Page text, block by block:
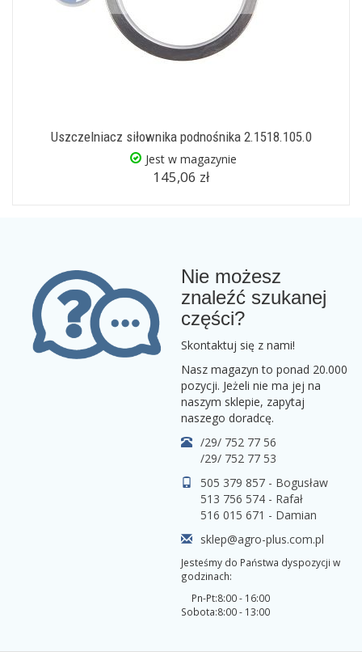
Uszczelniacz siłownika podnośnika 2.1518.105.0
Jest w magazynie
145,06 zł
Nie możesz
znaleźć szukanej
części?
Skontaktuj się z nami!
Nasz magazyn to ponad 20.000
pozycji. Jeżeli nie ma jej na
naszym sklepie, zapytaj
naszego doradcę.
/29/ 752 77 56
/29/ 752 77 53
505 379 857 - Bogusław
513 756 574 - Rafał
516 015 671 - Damian
sklep@agro-plus.com.pl
Jesteśmy do Państwa dyspozycji w
godzinach:
Pn-Pt:
Sobota:
8:00 - 16:00
8:00 - 13:00